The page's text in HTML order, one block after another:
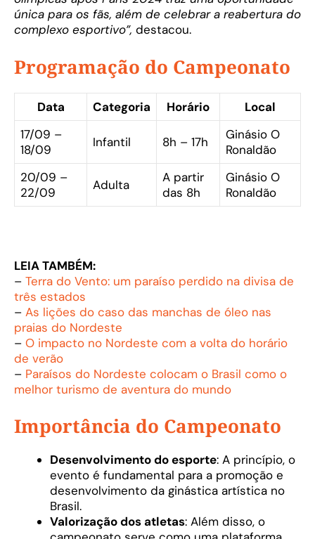
única para os fãs, além de celebrar a reabertura do
complexo esportivo”, destacou.
Programação do Campeonato
Data Categoria Horário
Local
17/09 –
18/09
Infantil 8h – 17h
Ginásio O
Ronaldão
20/09 –
22/09
Adulta
A partir
das 8h
Ginásio O
Ronaldão
LEIA TAMBÉM:
– Terra do Vento: um paraíso perdido na divisa de
três estados
– As lições do caso das manchas de óleo nas
praias do Nordeste
– O impacto no Nordeste com a volta do horário
de verão
– Paraísos do Nordeste colocam o Brasil como o
melhor turismo de aventura do mundo
Importância do Campeonato
Desenvolvimento do esporte: A princípio, o
evento é fundamental para a promoção e
desenvolvimento da ginástica artística no
Brasil.
Valorização dos atletas: Além disso, o